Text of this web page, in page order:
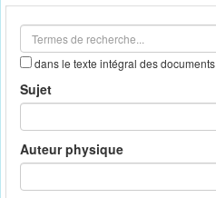
dans le texte intégral des documents
Sujet
Auteur physique